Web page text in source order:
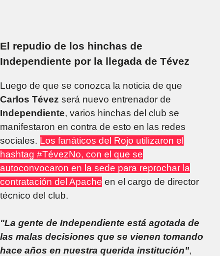
El repudio de los hinchas de
Independiente por la llegada de Tévez
Luego de que se conozca la noticia de que
Carlos Tévez será nuevo entrenador de
Independiente, varios hinchas del club se
manifestaron en contra de esto en las redes
sociales. Los fanáticos del Rojo utilizaron el
hashtag #TévezNo, con el que se
autoconvocaron en la sede para reprochar la
contratación del Apache en el cargo de director
técnico del club.
"La gente de Independiente está agotada de
las malas decisiones que se vienen tomando
hace años en nuestra querida institución",